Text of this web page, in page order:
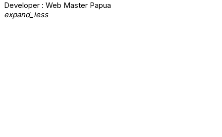
Developer : Web Master Papua
expand_less